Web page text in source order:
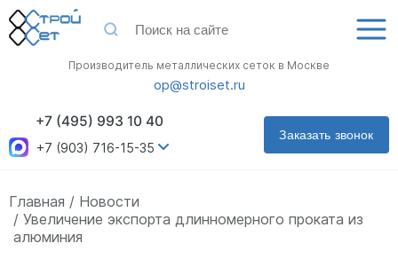
Заказать звонок
+7 (495) 993 10 40
+7 (903) 716-15-35
Производитель металлических сеток в Москве
op@stroiset.ru
Главная
Новости
Увеличение экспорта длинномерного проката из
алюминия